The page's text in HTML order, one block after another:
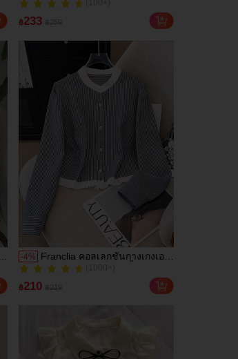
ร่วงสำหรับใส่ไปทำงาน สีดำ
300+ ขายแล้ว
฿233
-4%
Franclia คอลเลกชันกางเกงเอว
สูงแบบสตรีแฟชั่น 1 ชิ้น
(1000+)
100+ ขายแล้ว
100+ ขายแล้ว
฿210